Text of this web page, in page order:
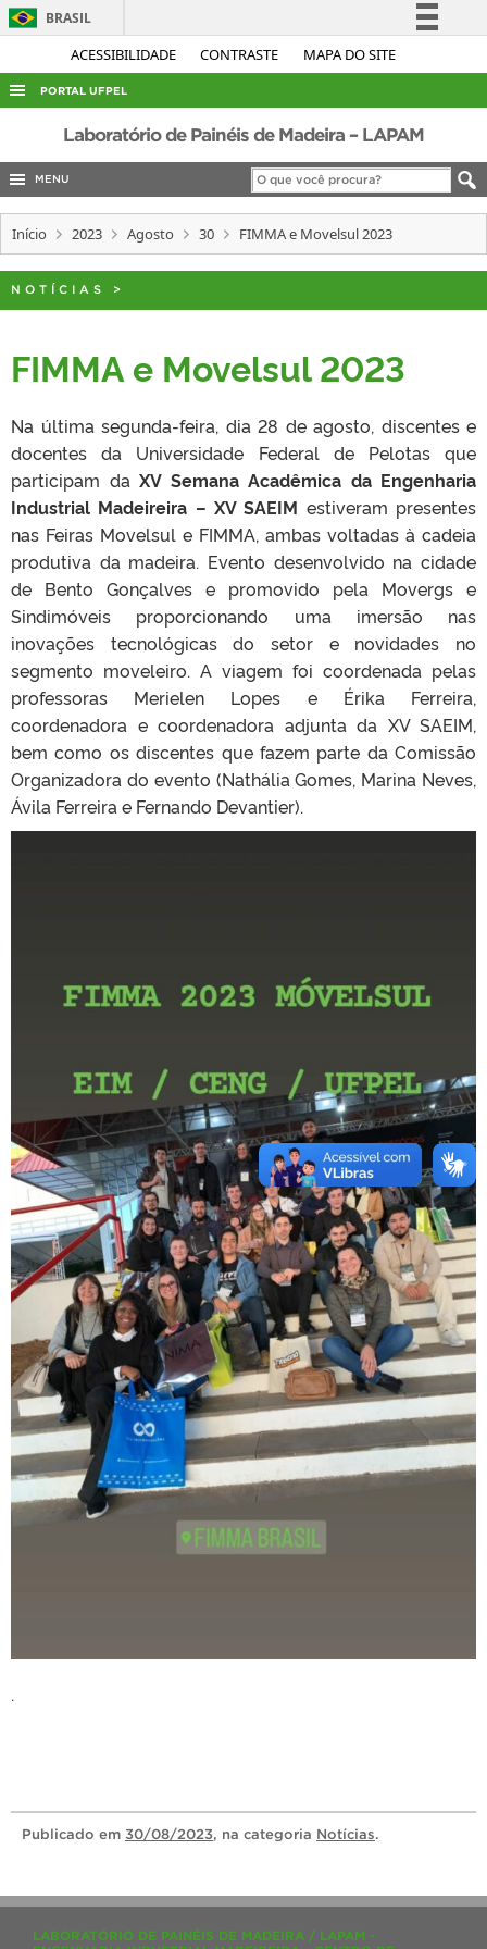
ACESSIBILIDADE CONTRASTE MAPA DO SITE
BRASIL
Simplifique!
Legislação
Canais
PORTAL UFPEL
ACESSO À INFORMAÇÃO
AUDITORIA
CONCURSOS
INTERNACIONAL
TELEFONES
Laboratório de Painéis de Madeira – LAPAM
MENU
Início 2023 Agosto 30 FIMMA e Movelsul 2023
NOTÍCIAS >
FIMMA e Movelsul 2023
Na última segunda-feira, dia 28 de agosto, discentes e
docentes da Universidade Federal de Pelotas que
participam da XV Semana Acadêmica da Engenharia
Industrial Madeireira – XV SAEIM estiveram presentes
nas Feiras Movelsul e FIMMA, ambas voltadas à cadeia
produtiva da madeira. Evento desenvolvido na cidade
de Bento Gonçalves e promovido pela Movergs e
Sindimóveis proporcionando uma imersão nas
inovações tecnológicas do setor e novidades no
segmento moveleiro. A viagem foi coordenada pelas
professoras Merielen Lopes e Érika Ferreira,
coordenadora e coordenadora adjunta da XV SAEIM,
bem como os discentes que fazem parte da Comissão
Organizadora do evento (Nathália Gomes, Marina Neves,
Ávila Ferreira e Fernando Devantier).
.
Publicado em 30/08/2023, na categoria Notícias.
LABORATÓRIO DE PAINÉIS DE MADEIRA / LAPAM -